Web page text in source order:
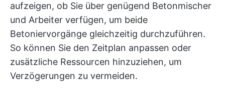
aufzeigen, ob Sie über genügend Betonmischer
und Arbeiter verfügen, um beide
Betoniervorgänge gleichzeitig durchzuführen.
So können Sie den Zeitplan anpassen oder
zusätzliche Ressourcen hinzuziehen, um
Verzögerungen zu vermeiden.